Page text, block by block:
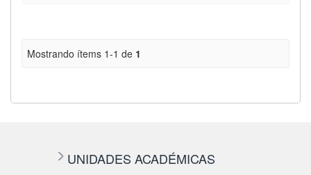
Mostrando ítems 1-1 de 1
UNIDADES ACADÉMICAS